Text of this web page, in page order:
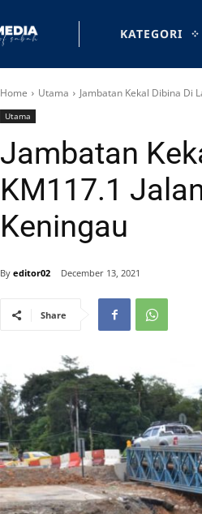
KATEGORI
Home Utama Jambatan Kekal Dibina Di
Utama
Jambatan
KM117.1
Keningau
By editor02 December 13, 2021
Share